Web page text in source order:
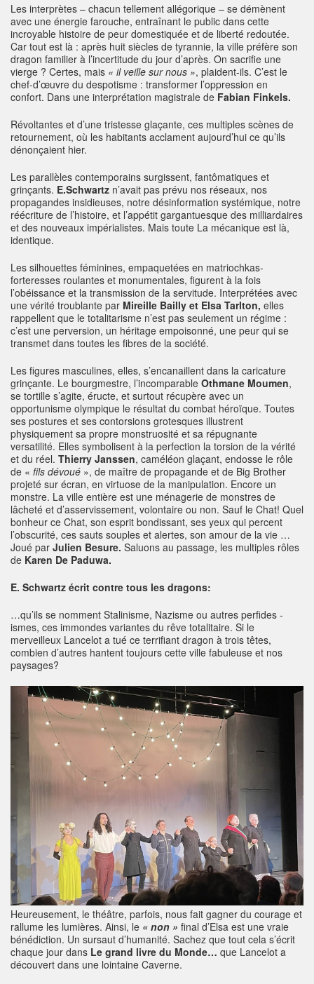
Les interprètes – chacun tellement allégorique – se démènent
avec une énergie farouche, entraînant le public dans cette
incroyable histoire de peur domestiquée et de liberté redoutée.
Car tout est là : après huit siècles de tyrannie, la ville préfère son
dragon familier à l’incertitude du jour d’après. On sacrifie une
vierge ? Certes, mais « il veille sur nous », plaident-ils. C’est le
chef-d’œuvre du despotisme : transformer l’oppression en
confort. Dans une interprétation magistrale de Fabian Finkels.
Révoltantes et d’une tristesse glaçante, ces multiples scènes de
retournement, où les habitants acclament aujourd’hui ce qu’ils
dénonçaient hier.
Les parallèles contemporains surgissent, fantômatiques et
grinçants. E.Schwartz n’avait pas prévu nos réseaux, nos
propagandes insidieuses, notre désinformation systémique, notre
réécriture de l’histoire, et l’appétit gargantuesque des milliardaires
et des nouveaux impérialistes. Mais toute La mécanique est là,
identique.
Les silhouettes féminines, empaquetées en matriochkas-
forteresses roulantes et monumentales, figurent à la fois
l’obéissance et la transmission de la servitude. Interprétées avec
une vérité troublante par Mireille Bailly et Elsa Tarlton, elles
rappellent que le totalitarisme n’est pas seulement un régime :
c’est une perversion, un héritage empoisonné, une peur qui se
transmet dans toutes les fibres de la société.
Les figures masculines, elles, s’encanaillent dans la caricature
grinçante. Le bourgmestre, l’incomparable Othmane Moumen,
se tortille s’agite, éructe, et surtout récupère avec un
opportunisme olympique le résultat du combat héroïque. Toutes
ses postures et ses contorsions grotesques illustrent
physiquement sa propre monstruosité et sa répugnante
versatilité. Elles symbolisent à la perfection la torsion de la vérité
et du réel. Thierry Janssen, caméléon glaçant, endosse le rôle
de « fils dévoué », de maître de propagande et de Big Brother
projeté sur écran, en virtuose de la manipulation. Encore un
monstre. La ville entière est une ménagerie de monstres de
lâcheté et d’asservissement, volontaire ou non. Sauf le Chat! Quel
bonheur ce Chat, son esprit bondissant, ses yeux qui percent
l’obscurité, ces sauts souples et alertes, son amour de la vie …
Joué par Julien Besure. Saluons au passage, les multiples rôles
de Karen De Paduwa.
E. Schwartz écrit contre tous les dragons:
…qu’ils se nomment Stalinisme, Nazisme ou autres perfides -
ismes, ces immondes variantes du rêve totalitaire. Si le
merveilleux Lancelot a tué ce terrifiant dragon à trois têtes,
combien d’autres hantent toujours cette ville fabuleuse et nos
paysages?
Heureusement, le théâtre, parfois, nous fait gagner du courage et
rallume les lumières. Ainsi, le « non » final d’Elsa est une vraie
bénédiction. Un sursaut d’humanité. Sachez que tout cela s’écrit
chaque jour dans Le grand livre du Monde… que Lancelot a
découvert dans une lointaine Caverne.